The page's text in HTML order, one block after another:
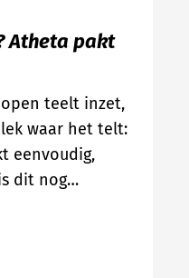
Atheta pakt
teelt inzet,
waar het telt:
eenvoudig,
dit nog…